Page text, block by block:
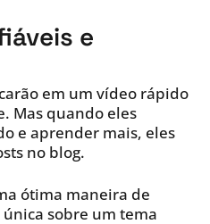
e
em um vídeo rápido
Mas quando eles
e aprender mais, eles
no blog.
ótima maneira de
sobre um tema